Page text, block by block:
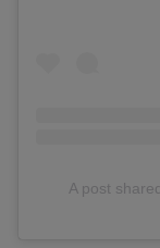
A post